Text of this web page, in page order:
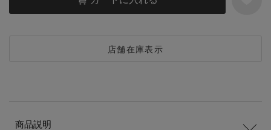
店舗在庫表示
商品説明